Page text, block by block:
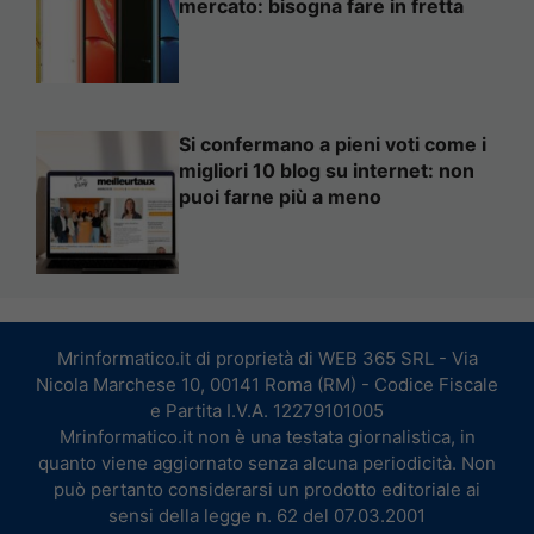
mercato: bisogna fare in fretta
Si confermano a pieni voti come i
migliori 10 blog su internet: non
puoi farne più a meno
Mrinformatico.it di proprietà di WEB 365 SRL - Via
Nicola Marchese 10, 00141 Roma (RM) - Codice Fiscale
e Partita I.V.A. 12279101005
Mrinformatico.it non è una testata giornalistica, in
quanto viene aggiornato senza alcuna periodicità. Non
può pertanto considerarsi un prodotto editoriale ai
sensi della legge n. 62 del 07.03.2001